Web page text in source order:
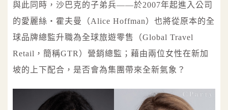
與此同時，沙巴克的子弟兵——於2007年起進入公司
的愛麗絲‧霍夫曼（Alice Hoffman）也將從原本的全
球品牌總監升職為全球旅遊零售（Global Travel
Retail，簡稱GTR）營銷總監；藉由兩位女性在新加
坡的上下配合，是否會為集團帶來全新氣象？